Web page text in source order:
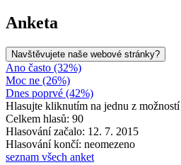
Anketa
Navštěvujete naše webové stránky?
Ano často (32%)
Moc ne (26%)
Dnes poprvé (42%)
Hlasujte kliknutím na jednu z možností
Celkem hlasů: 90
Hlasování začalo: 12. 7. 2015
Hlasování končí: neomezeno
seznam všech anket